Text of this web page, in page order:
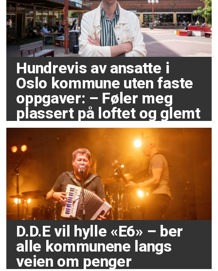
Hundrevis av ansatte i
Oslo kommune uten faste
oppgaver: – Føler meg
plassert på loftet og glemt
D.D.E vil hylle «E6» – ber
alle kommunene langs
veien om penger